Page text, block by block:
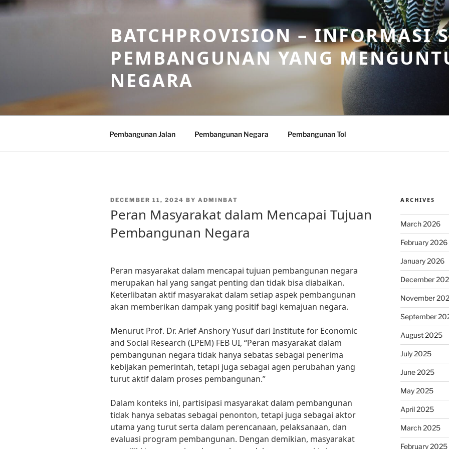
Skip
to
BATCHPROVISION – INFORMASI
PEMBANGUNAN YANG
NEGARA
Pembangunan Jalan Pembangunan Negara Pembangunan Tol
POSTED
DECEMBER 11, 2024 BY ADMINBAT
Peran Masyarakat dalam Mencapai Tujuan
Pembangunan Negara
Peran masyarakat dalam mencapai tujuan pembangunan negara
merupakan hal yang sangat penting dan tidak bisa diabaikan.
Keterlibatan aktif masyarakat dalam setiap aspek pembangunan
akan memberikan dampak yang positif bagi kemajuan negara.
Menurut Prof. Dr. Arief Anshory Yusuf dari Institute for Economic
and Social Research (LPEM) FEB UI, “Peran masyarakat dalam
pembangunan negara tidak hanya sebatas sebagai penerima
kebijakan pemerintah, tetapi juga sebagai agen perubahan yang
turut aktif dalam proses pembangunan.”
Dalam konteks ini, partisipasi masyarakat dalam pembangunan
tidak hanya sebatas sebagai penonton, tetapi juga sebagai aktor
utama yang turut serta dalam perencanaan, pelaksanaan, dan
evaluasi program pembangunan. Dengan demikian, masyarakat
ARCHIVES
March 2026
February 2026
January 2026
December
November
September
August 2025
July 2025
June 2025
May 2025
April 2025
March 2025
February 2025